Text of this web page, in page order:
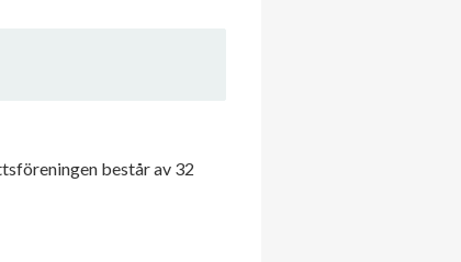
består av 32